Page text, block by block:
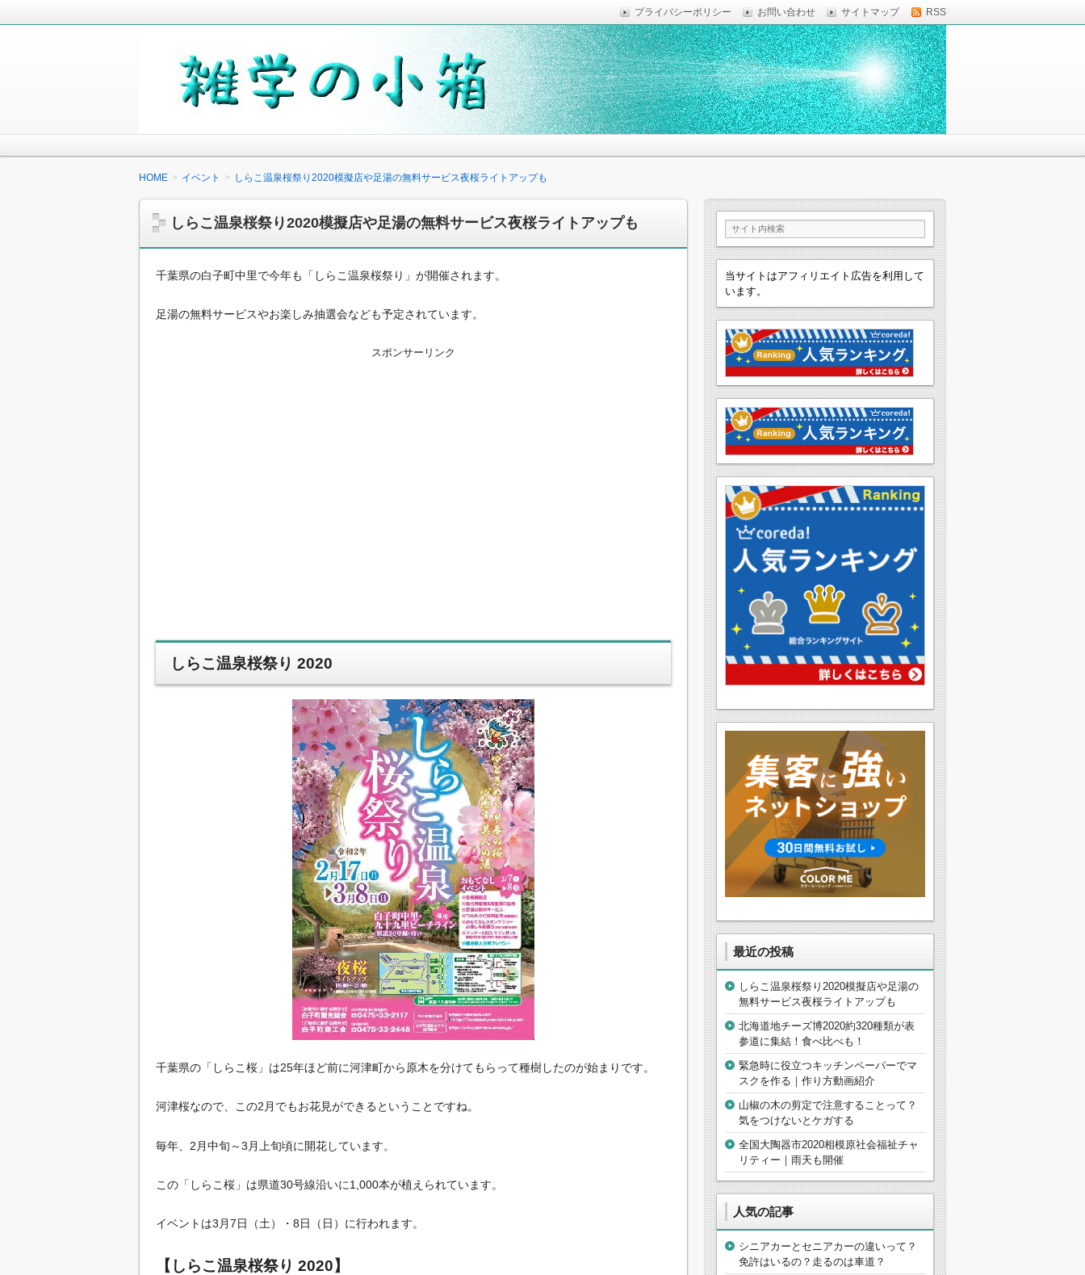
RSS
プライバシーポリシー お問い合わせ サイトマップ
雑学の小箱
毎日の生活の中で気になったことや知っていれば便利なことなどを気がついた時に綴っています。
少しでも役に立つことがあれば嬉しく思います。
HOME イベント しらこ温泉桜祭り2020模擬店や足湯の無料サービス夜桜ライトアップも
しらこ温泉桜祭り2020模擬店や足湯の無料サービス夜桜ライトアップも
千葉県の白子町中里で今年も「しらこ温泉桜祭り」が開催されます。
足湯の無料サービスやお楽しみ抽選会なども予定されています。
スポンサーリンク
しらこ温泉桜祭り 2020
千葉県の「しらこ桜」は25年ほど前に河津町から原木を分けてもらって種樹したのが始まりです。
河津桜なので、この2月でもお花見ができるということですね。
毎年、2月中旬～3月上旬頃に開花しています。
この「しらこ桜」は県道30号線沿いに1,000本が植えられています。
イベントは3月7日（土）・8日（日）に行われます。
【しらこ温泉桜祭り 2020】
当サイトはアフィリエイト広告を利用して
います。
最近の投稿
しらこ温泉桜祭り2020模擬店や足湯の
無料サービス夜桜ライトアップも
北海道地チーズ博2020約320種類が表
参道に集結！食べ比べも！
緊急時に役立つキッチンペーパーでマ
スクを作る｜作り方動画紹介
山椒の木の剪定で注意することって？
気をつけないとケガする
全国大陶器市2020相模原社会福祉チャ
リティー｜雨天も開催
人気の記事
シニアカーとセニアカーの違いって？
免許はいるの？走るのは車道？